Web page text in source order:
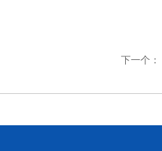
下一个：